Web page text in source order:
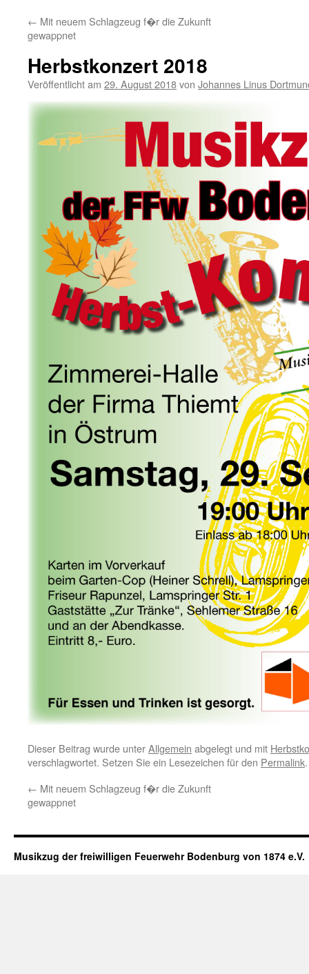
← Mit neuem Schlagzeug f�r die Zukunft
gewappnet
Herbstkonzert 2018
Veröffentlicht am 29. August 2018von Johannes Linus
Dieser Beitrag wurde unterAllgemein abgelegt und mit
verschlagwortet. Setzen Sie ein Lesezeichen für den Permalink.
← Mit neuem Schlagzeug f�r die Zukunft
gewappnet
Musikzug der freiwilligen Feuerwehr Bodenburg von 1874 e.V.